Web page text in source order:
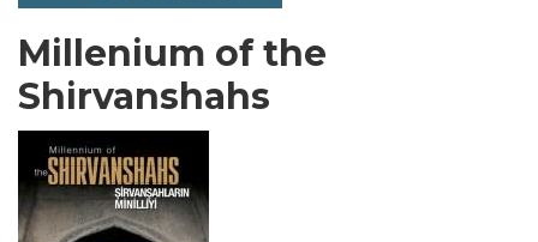
Millenium of the
Shirvanshahs